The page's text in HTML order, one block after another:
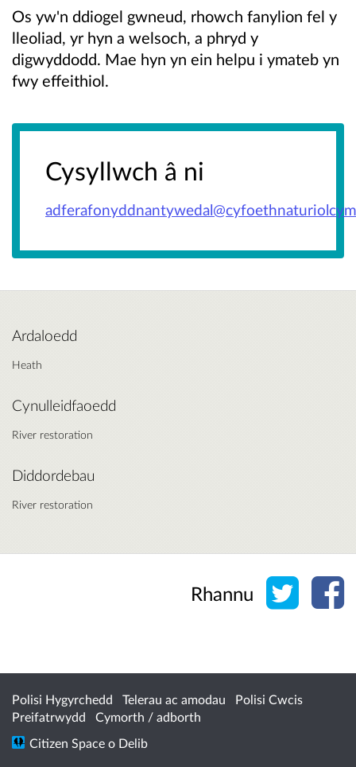
Os yw'n ddiogel gwneud, rhowch fanylion fel y
lleoliad, yr hyn a welsoch, a phryd y
digwyddodd. Mae hyn yn ein helpu i ymateb yn
fwy effeithiol.
Cysyllwch â ni
Ardaloedd
Heath
Cynulleidfaoedd
River restoration
Diddordebau
River restoration
Rhannu
Polisi Hygyrchedd Telerau ac amodau
Polisi Cwcis
Preifatrwydd
Cymorth / adborth
Citizen Space o Delib